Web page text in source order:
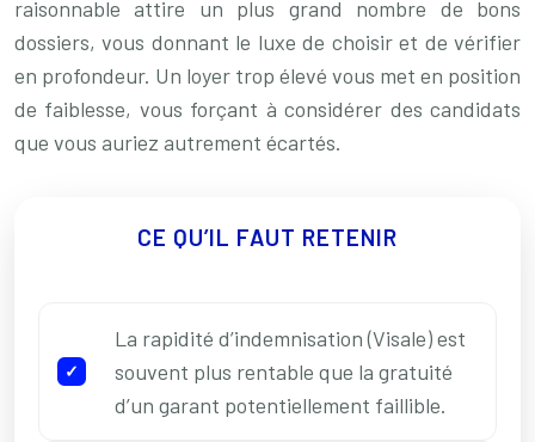
raisonnable attire un plus grand nombre de bons
dossiers, vous donnant le luxe de choisir et de vérifier
en profondeur. Un loyer trop élevé vous met en position
de faiblesse, vous forçant à considérer des candidats
que vous auriez autrement écartés.
CE QU’IL FAUT RETENIR
La rapidité d’indemnisation (Visale) est
souvent plus rentable que la gratuité
d’un garant potentiellement faillible.